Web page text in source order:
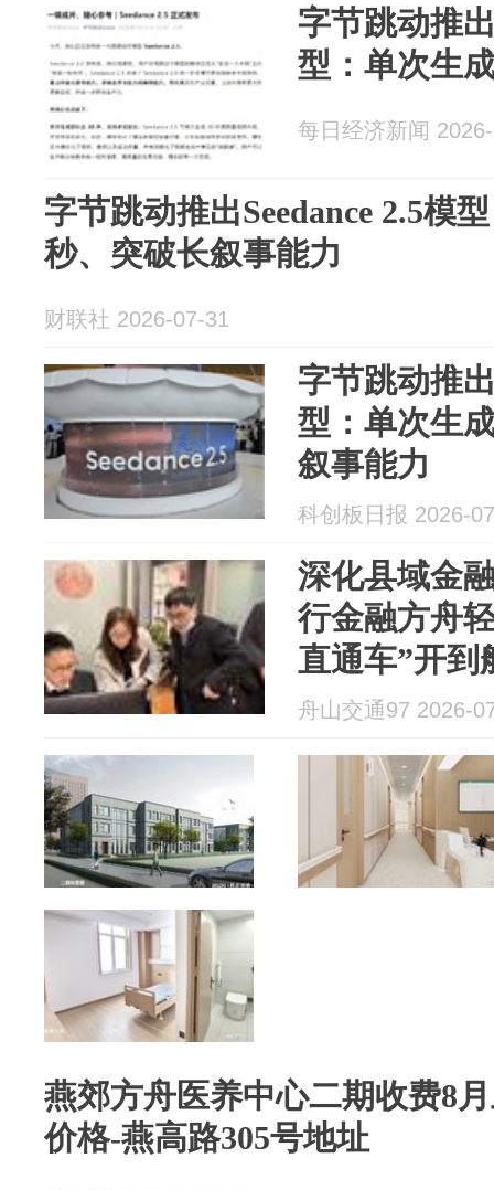
字节跳动推
型：单次生
每日经济新闻
字节跳动推出Seedance 2.5模
秒、突破长叙事能力
财联社 2026-07-31
字节跳动推
型：单次生
叙事能力
科创板日报 2026-
深化县域金
行金融方舟
直通车”开
舟山交通97 2026-
燕郊方舟医养中心二期收费8
价格-燕高路305号地址